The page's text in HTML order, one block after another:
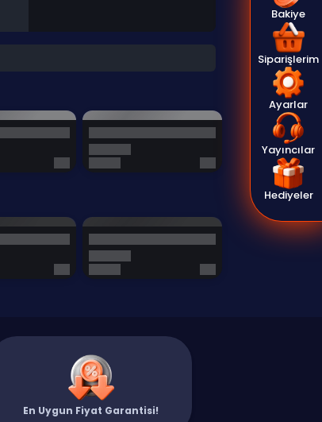
En Uygun Fiyat Garantisi!
Bakiye
Siparişlerim
Ayarlar
Yayıncılar
Hediyeler